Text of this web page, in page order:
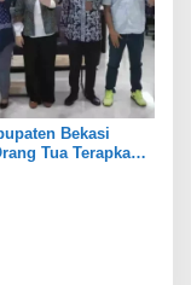
Bekasi
Tua Terapkan